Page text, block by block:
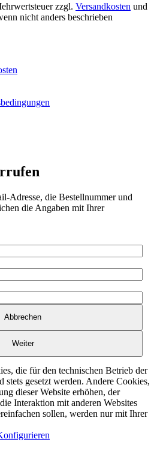
zzgl. Versandkosten und
nicht anders beschrieben
Adresse, die Bestellnummer und
die Angaben mit Ihrer
Abbrechen
Weiter
die für den technischen Betrieb der
stets gesetzt werden. Andere Cookies,
dieser Website erhöhen, der
Interaktion mit anderen Websites
sollen, werden nur mit Ihrer